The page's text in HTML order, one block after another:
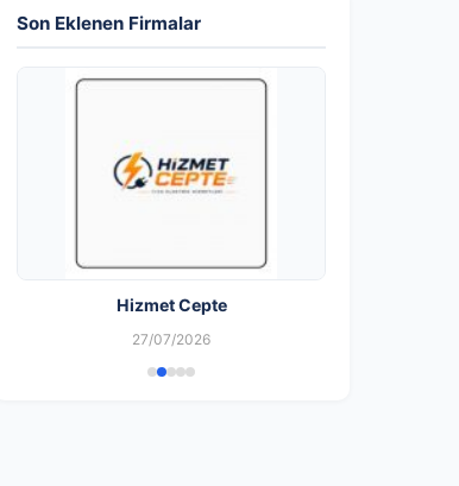
Son Eklenen Firmalar
Hizmet Cepte
27/07/2026